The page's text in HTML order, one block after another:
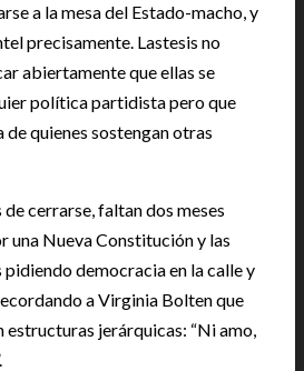
a la mesa del Estado-macho, y
precisamente. Lastesis no
abiertamente que ellas se
política partidista pero que
quienes sostengan otras
cerrarse, faltan dos meses
una Nueva Constitución y las
democracia en la calle y
a Virginia Bolten que
estructuras jerárquicas: “Ni amo,